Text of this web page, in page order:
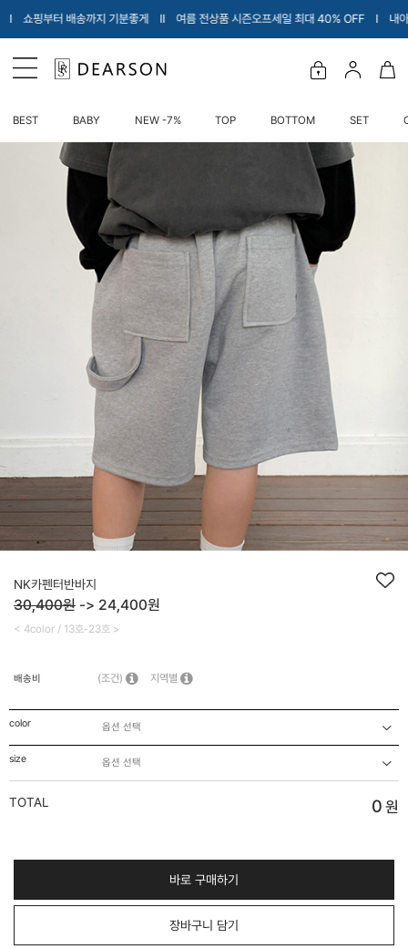
Ι Ι 여름 전상품 시즌오프세일 최대 40% OFF Ι 내아이에게 입힐 옷만 소개해드
BEST BABY NEW -7% TOP BOTTOM SET
NK카펜터반바지
30,400원 -> 24,400원
< 4color / 13호-23호 >
배송비 (조건) 지역별
color
size
TOTAL 0 원
바로 구매하기
장바구니 담기